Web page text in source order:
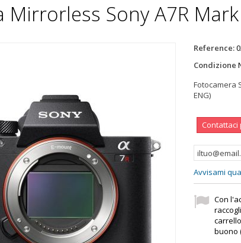
Sony A7R Mark
Reference:
Condizione
Fotocamera
ENG)
Avvisami
Con
carrello
buono